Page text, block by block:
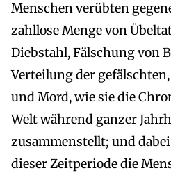
Menschen verübten
zahllose Menge von
Diebstahl, Fälschung von
Verteilung der
und Mord, wie sie die
Welt während ganzer
zusammenstellt; und
dieser Zeitperiode die